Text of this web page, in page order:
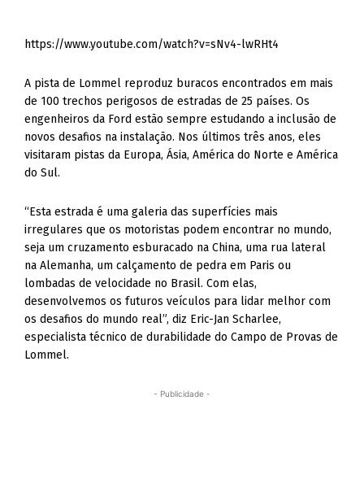
https://www.youtube.com/watch?v=sNv4-lwRHt4
A pista de Lommel reproduz buracos encontrados em mais
de 100 trechos perigosos de estradas de 25 países. Os
engenheiros da Ford estão sempre estudando a inclusão de
novos desafios na instalação. Nos últimos três anos, eles
visitaram pistas da Europa, Ásia, América do Norte e América
do Sul.
“Esta estrada é uma galeria das superfícies mais
irregulares que os motoristas podem encontrar no mundo,
seja um cruzamento esburacado na China, uma rua lateral
na Alemanha, um calçamento de pedra em Paris ou
lombadas de velocidade no Brasil. Com elas,
desenvolvemos os futuros veículos para lidar melhor com
os desafios do mundo real”, diz Eric-Jan Scharlee,
especialista técnico de durabilidade do Campo de Provas de
Lommel.
- Publicidade -